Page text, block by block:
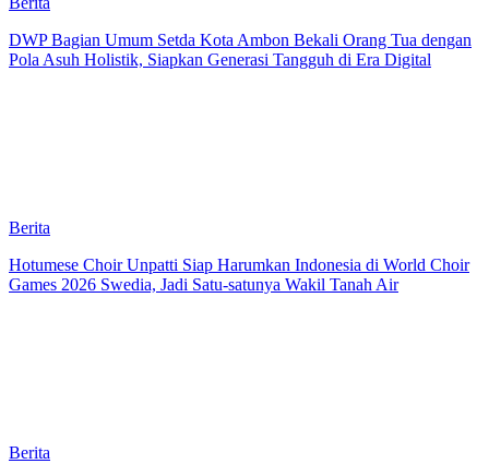
DWP Bagian Umum Setda Kota Ambon Bekali Orang Tua dengan
Pola Asuh Holistik, Siapkan Generasi Tangguh di Era Digital
Berita
Hotumese Choir Unpatti Siap Harumkan Indonesia di World Choir
Games 2026 Swedia, Jadi Satu-satunya Wakil Tanah Air
Berita